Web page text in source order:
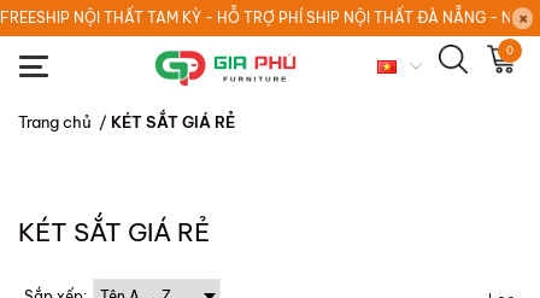
FREESHIP NỘI THẤT TAM KỲ - HỖ TRỢ PHÍ SHIP NỘI THẤT ĐÀ NẴNG - NỘI
0
Trang chủ / KÉT SẮT GIÁ RẺ
KÉT SẮT GIÁ RẺ